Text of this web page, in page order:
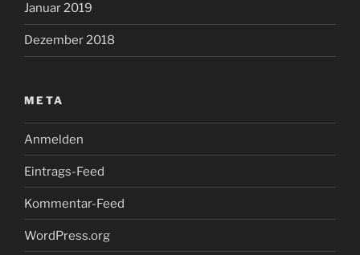
Januar 2019
Dezember 2018
META
Anmelden
Eintrags-Feed
Kommentar-Feed
WordPress.org